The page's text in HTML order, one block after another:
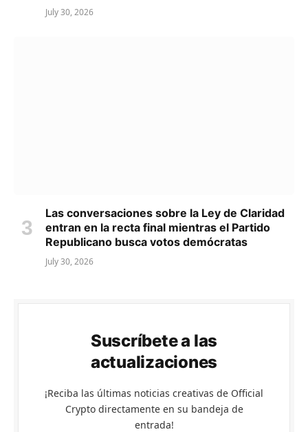
July 30, 2026
Las conversaciones sobre la Ley de Claridad
entran en la recta final mientras el Partido
Republicano busca votos demócratas
July 30, 2026
Suscríbete a las
actualizaciones
¡Reciba las últimas noticias creativas de Official
Crypto directamente en su bandeja de
entrada!